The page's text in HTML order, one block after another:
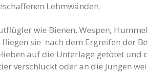
Lehmwänden.
wie Bienen, Wespen,
sie nach dem Ergreifen der
auf die Unterlage getötet und
verschluckt oder an die Jungen